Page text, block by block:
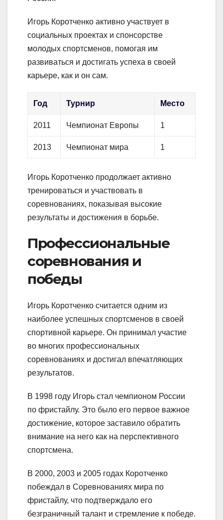
Игорь Коротченко активно участвует в
социальных проектах и спонсорстве
молодых спортсменов, помогая им
развиваться и достигать успеха в своей
карьере, как и он сам.
Год Турнир Место
2011 Чемпионат Европы 1
2013 Чемпионат мира 1
Игорь Коротченко продолжает активно
тренироваться и участвовать в
соревнованиях, показывая высокие
результаты и достижения в борьбе.
Профессиональные
соревнования и
победы
Игорь Коротченко считается одним из
наиболее успешных спортсменов в своей
спортивной карьере. Он принимал участие
во многих профессиональных
соревнованиях и достигал впечатляющих
результатов.
В 1998 году Игорь стал чемпионом России
по фристайлу. Это было его первое важное
достижение, которое заставило обратить
внимание на него как на перспективного
спортсмена.
В 2000, 2003 и 2005 годах Коротченко
побеждал в Соревнованиях мира по
фристайлу, что подтверждало его
безграничный талант и стремление к победе.